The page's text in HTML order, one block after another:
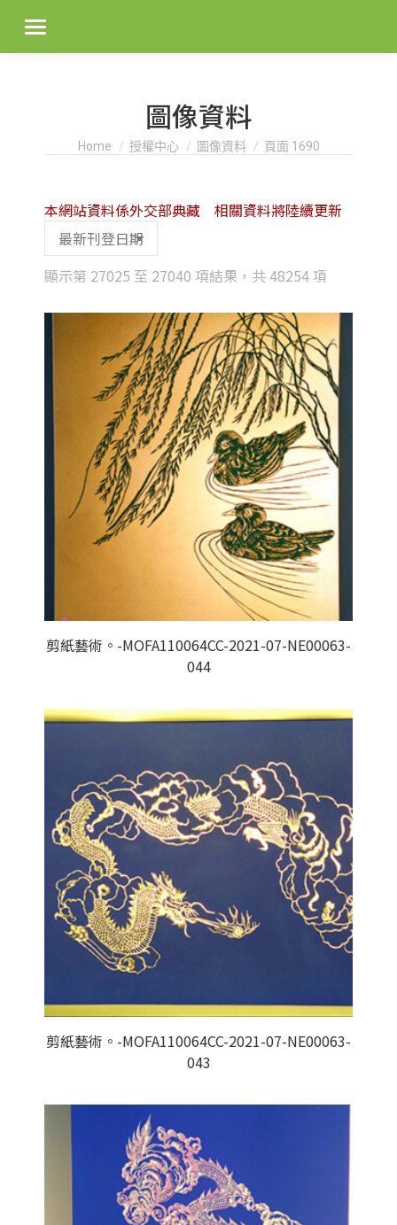
圖像資料
You are here:
Home 授權中心 圖像資料 頁面 1690
顯示第 27025 至 27040 項結果，共 48254 項
latest
本網站資料係外交部典藏 相關資料將陸續更新
剪紙藝術。-MOFA110064CC-2021-07-NE00063-
044
剪紙藝術。-MOFA110064CC-2021-07-NE00063-
043